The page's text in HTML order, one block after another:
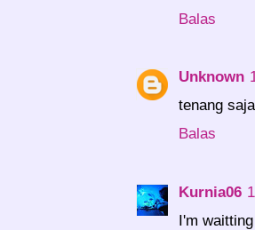
Balas
Unknown
tenang
Balas
Kurnia06
I'm